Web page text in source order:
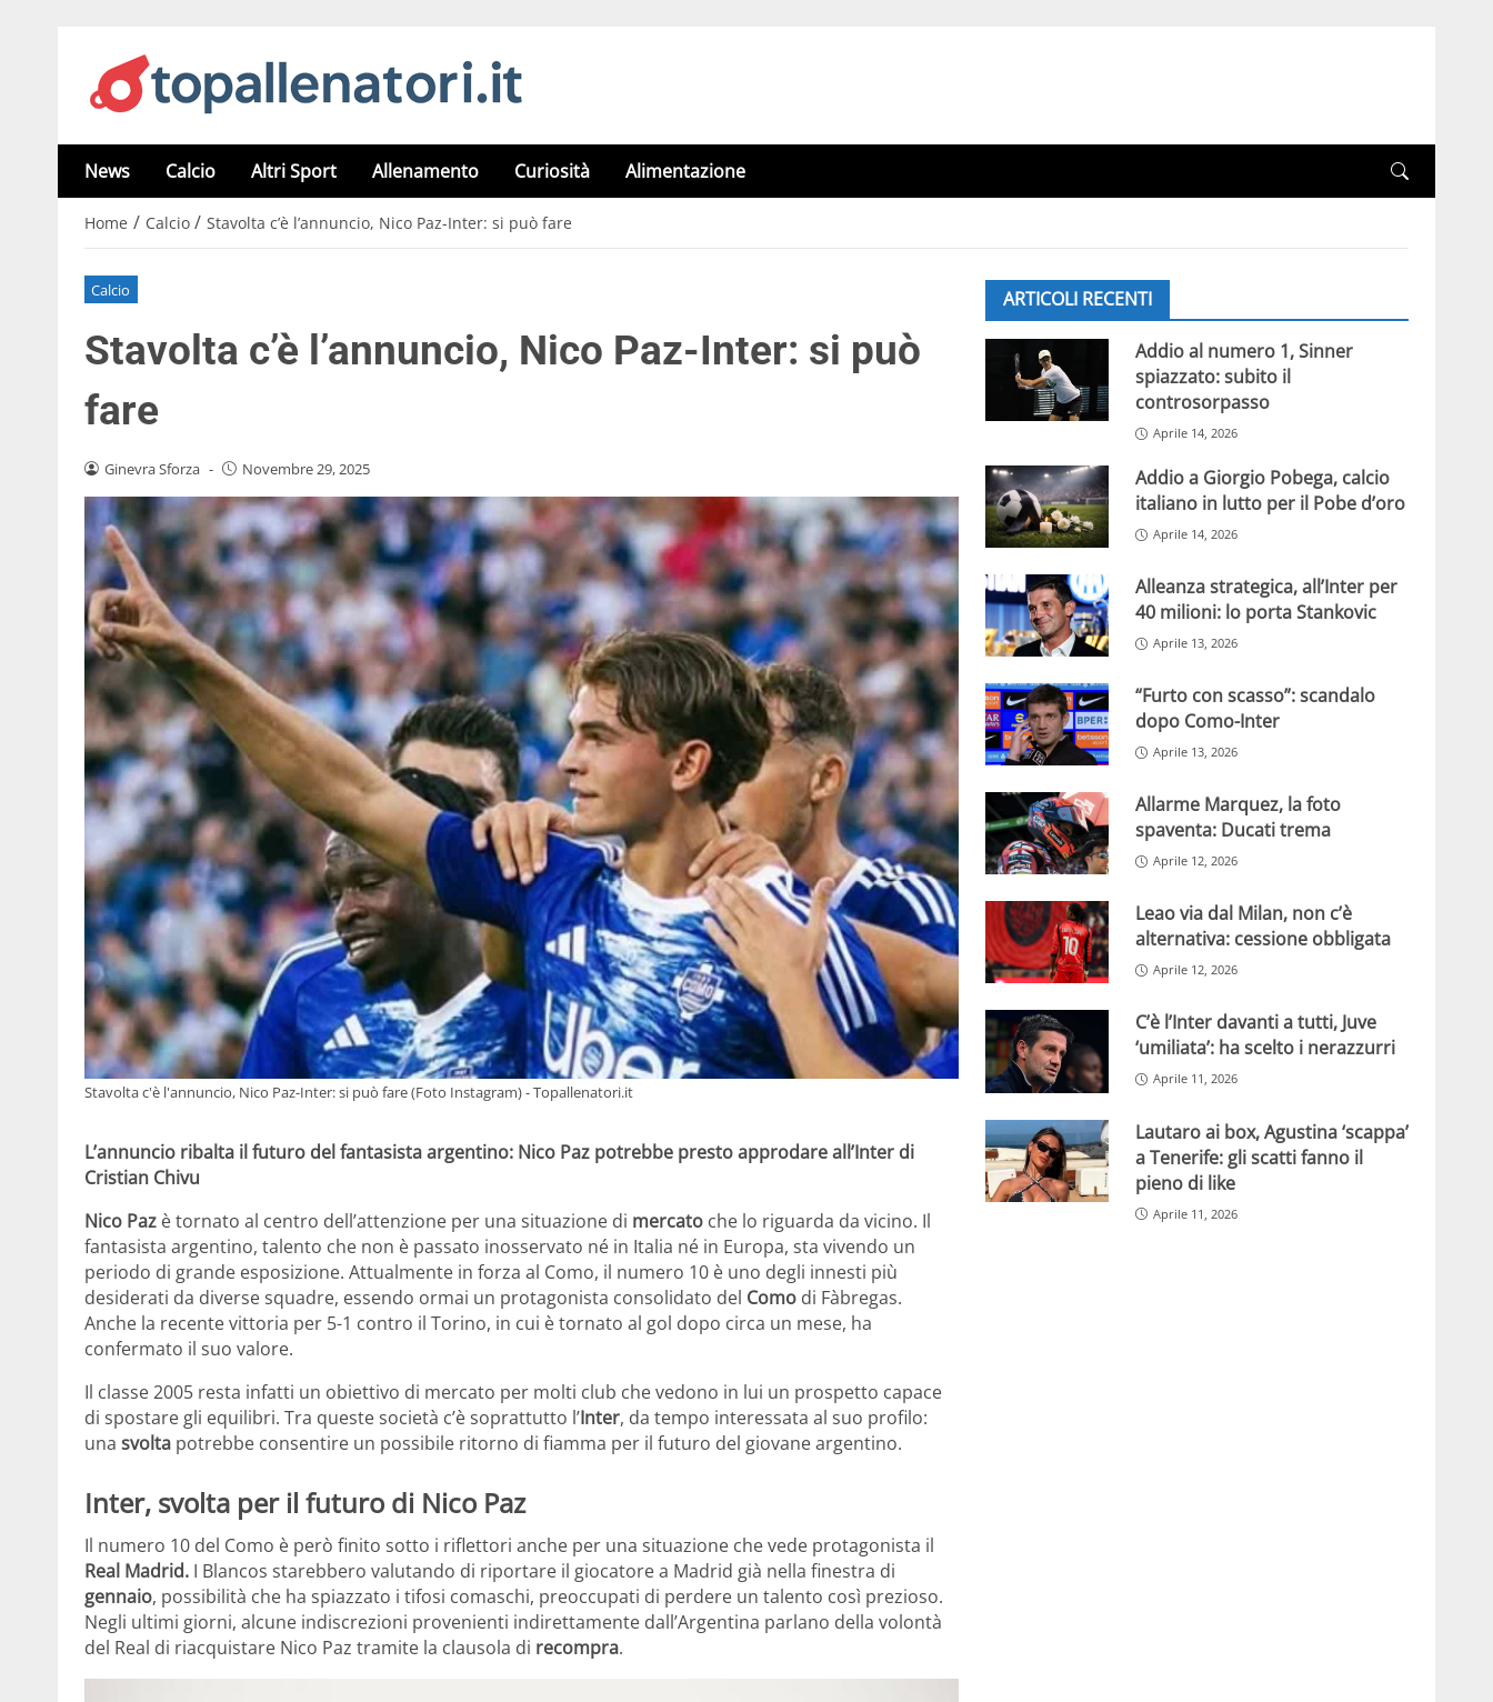
News Calcio Altri Sport Allenamento Curiosità Alimentazione
Home / Calcio / Stavolta c’è l’annuncio, Nico Paz-Inter: si può fare
Calcio
Stavolta c’è l’annuncio, Nico Paz-Inter: si può
fare
Ginevra Sforza - Novembre 29, 2025
Stavolta c'è l'annuncio, Nico Paz-Inter: si può fare (Foto Instagram) - Topallenatori.it
L’annuncio ribalta il futuro del fantasista argentino: Nico Paz potrebbe presto approdare all’Inter di
Cristian Chivu
Nico Paz è tornato al centro dell’attenzione per una situazione di mercato che lo riguarda da vicino. Il
fantasista argentino, talento che non è passato inosservato né in Italia né in Europa, sta vivendo un
periodo di grande esposizione. Attualmente in forza al Como, il numero 10 è uno degli innesti più
desiderati da diverse squadre, essendo ormai un protagonista consolidato del Como di Fàbregas.
Anche la recente vittoria per 5-1 contro il Torino, in cui è tornato al gol dopo circa un mese, ha
confermato il suo valore.
Il classe 2005 resta infatti un obiettivo di mercato per molti club che vedono in lui un prospetto capace
di spostare gli equilibri. Tra queste società c’è soprattutto l’Inter, da tempo interessata al suo profilo:
una svolta potrebbe consentire un possibile ritorno di fiamma per il futuro del giovane argentino.
Inter, svolta per il futuro di Nico Paz
Il numero 10 del Como è però finito sotto i riflettori anche per una situazione che vede protagonista il
Real Madrid. I Blancos starebbero valutando di riportare il giocatore a Madrid già nella finestra di
gennaio, possibilità che ha spiazzato i tifosi comaschi, preoccupati di perdere un talento così prezioso.
Negli ultimi giorni, alcune indiscrezioni provenienti indirettamente dall’Argentina parlano della volontà
del Real di riacquistare Nico Paz tramite la clausola di recompra.
ARTICOLI RECENTI
Addio al numero 1, Sinner
spiazzato: subito il
controsorpasso
Aprile 14, 2026
Addio a Giorgio Pobega, calcio
italiano in lutto per il Pobe d’oro
Aprile 14, 2026
Alleanza strategica, all’Inter per
40 milioni: lo porta Stankovic
Aprile 13, 2026
“Furto con scasso”: scandalo
dopo Como-Inter
Aprile 13, 2026
Allarme Marquez, la foto
spaventa: Ducati trema
Aprile 12, 2026
Leao via dal Milan, non c’è
alternativa: cessione obbligata
Aprile 12, 2026
C’è l’Inter davanti a tutti, Juve
‘umiliata’: ha scelto i nerazzurri
Aprile 11, 2026
Lautaro ai box, Agustina ‘scappa’
a Tenerife: gli scatti fanno il
pieno di like
Aprile 11, 2026